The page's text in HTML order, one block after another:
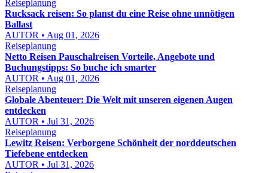
Reiseplanung
Rucksack reisen: So planst du eine Reise ohne unnötigen
Ballast
AUTOR • Aug 01, 2026
Reiseplanung
Netto Reisen Pauschalreisen Vorteile, Angebote und
Buchungstipps: So buche ich smarter
AUTOR • Aug 01, 2026
Reiseplanung
Globale Abenteuer: Die Welt mit unseren eigenen Augen
entdecken
AUTOR • Jul 31, 2026
Reiseplanung
Lewitz Reisen: Verborgene Schönheit der norddeutschen
Tiefebene entdecken
AUTOR • Jul 31, 2026